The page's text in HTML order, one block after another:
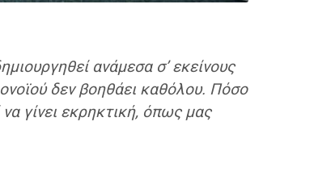
ανάμεσα σ’ εκείνους
δεν βοηθάει καθόλου. Πόσο
γίνει εκρηκτική, όπως μας